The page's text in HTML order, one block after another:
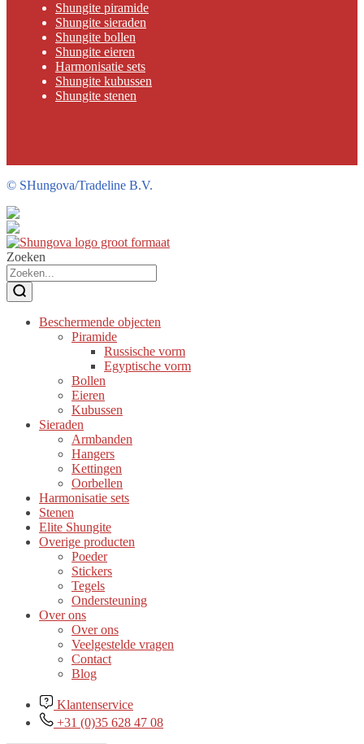
Shungite piramide
Shungite sieraden
Shungite bollen
Shungite eieren
Harmonisatie sets
Shungite kubussen
Shungite stenen
© SHungova/Tradeline B.V.
Zoeken
Beschermende objecten
Piramide
Russische vorm
Egyptische vorm
Bollen
Eieren
Kubussen
Sieraden
Armbanden
Hangers
Kettingen
Oorbellen
Harmonisatie sets
Stenen
Elite Shungite
Overige producten
Poeder
Stickers
Tegels
Ondersteuning
Over ons
Over ons
Veelgestelde vragen
Contact
Blog
Klantenservice
+31 (0)35 628 47 08